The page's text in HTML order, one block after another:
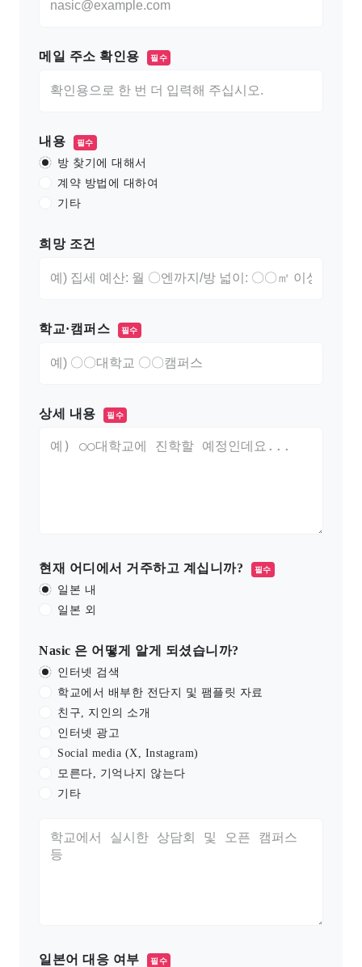
메일 주소 확인용 필수
내용 필수
방 찾기에 대해서
계약 방법에 대하여
기타
희망 조건
학교·캠퍼스 필수
상세 내용 필수
현재 어디에서 거주하고 계십니까? 필수
일본 내
일본 외
Nasic 은 어떻게 알게 되셨습니까?
인터넷 검색
학교에서 배부한 전단지 및 팸플릿 자료
친구, 지인의 소개
인터넷 광고
Social media (X, Instagram)
모른다, 기억나지 않는다
기타
일본어 대응 여부 필수